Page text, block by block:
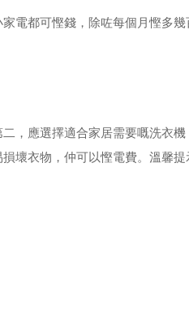
電都可慳錢，除咗每個月慳多
，應選擇適合家居需要嘅洗衣
壞衣物，仲可以慳電費。溫馨